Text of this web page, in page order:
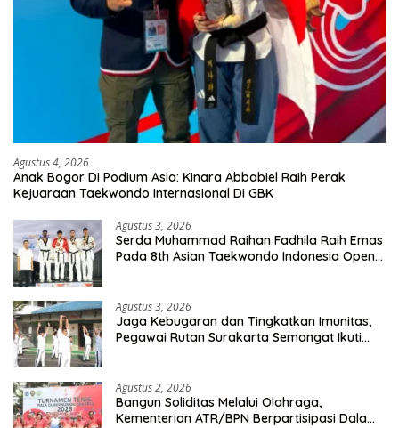
Agustus 4, 2026
Anak Bogor Di Podium Asia: Kinara Abbabiel Raih Perak
Kejuaraan Taekwondo Internasional Di GBK
Agustus 3, 2026
Serda Muhammad Raihan Fadhila Raih Emas
Pada 8th Asian Taekwondo Indonesia Open
Agustus 3, 2026
Jaga Kebugaran dan Tingkatkan Imunitas,
Pegawai Rutan Surakarta Semangat Ikuti
Agustus 2, 2026
Bangun Soliditas Melalui Olahraga,
Kementerian ATR/BPN Berpartisipasi Dalam